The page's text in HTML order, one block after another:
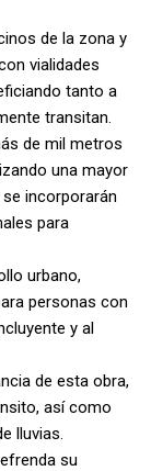
de la zona y
vialidades
tanto a
transitan.
de mil metros
una mayor
incorporarán
para
urbano,
personas con
y al
de esta obra,
así como
lluvias.
su